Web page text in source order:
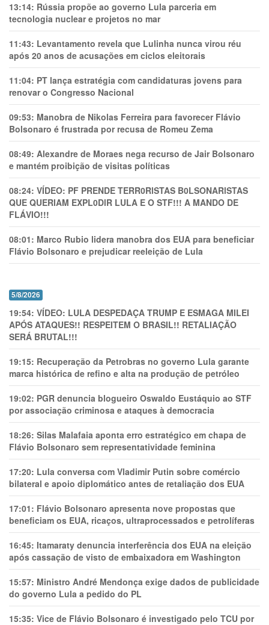
13:14: Rússia propõe ao governo Lula parceria em
tecnologia nuclear e projetos no mar
11:43: Levantamento revela que Lulinha nunca virou réu
após 20 anos de acusações em ciclos eleitorais
11:04: PT lança estratégia com candidaturas jovens para
renovar o Congresso Nacional
09:53: Manobra de Nikolas Ferreira para favorecer Flávio
Bolsonaro é frustrada por recusa de Romeu Zema
08:49: Alexandre de Moraes nega recurso de Jair Bolsonaro
e mantém proibição de visitas políticas
08:24: VÍDEO: PF PRENDE TERR0RlSTAS B0LSONARlSTAS
QUE QUERIAM EXPL0DlR LULA E O STF!!! A MANDO DE
FLÁVIO!!!
08:01: Marco Rubio lidera manobra dos EUA para beneficiar
Flávio Bolsonaro e prejudicar reeleição de Lula
5/8/2026
19:54: VÍDEO: LULA DESPEDAÇA TRUMP E ESMAGA MILEI
APÓS ATAQUES!! RESPEITEM O BRASIL!! RETALIAÇÃO
SERÁ BRUTAL!!!
19:15: Recuperação da Petrobras no governo Lula garante
marca histórica de refino e alta na produção de petróleo
19:02: PGR denuncia blogueiro Oswaldo Eustáquio ao STF
por associação criminosa e ataques à democracia
18:26: Silas Malafaia aponta erro estratégico em chapa de
Flávio Bolsonaro sem representatividade feminina
17:20: Lula conversa com Vladimir Putin sobre comércio
bilateral e apoio diplomático antes de retaliação dos EUA
17:01: Flávio Bolsonaro apresenta nove propostas que
beneficiam os EUA, ricaços, ultraprocessados e petrolíferas
16:45: Itamaraty denuncia interferência dos EUA na eleição
após cassação de visto de embaixadora em Washington
15:57: Ministro André Mendonça exige dados de publicidade
do governo Lula a pedido do PL
15:35: Vice de Flávio Bolsonaro é investigado pelo TCU por